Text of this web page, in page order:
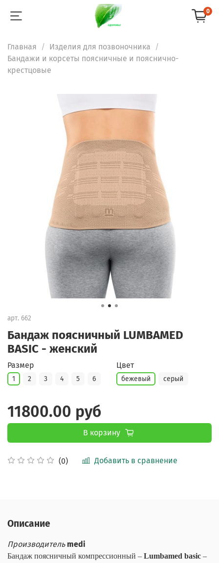
0
Главная
Изделия для позвоночника
Бандажи и корсеты поясничные и пояснично-
крестцовые
арт. 662
Бандаж поясничный LUMBAMED
BASIC - женский
(0) Добавить в сравнение
Размер
1 2 3 4 5 6
Цвет
бежевый серый
11800.00 руб
В корзину
Описание
Производитель medi
Бандаж поясничный компрессионный – Lumbamed basic –